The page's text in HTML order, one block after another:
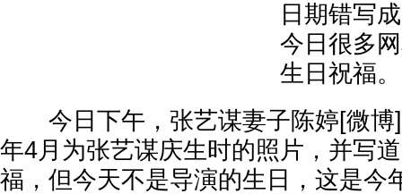
日期错写
今日很多
生日祝福。
今日下午，张艺谋妻子陈婷[微博]
年4月为张艺谋庆生时的照片，并写
福，但今天不是导演的生日，这是今